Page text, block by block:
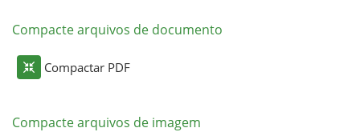
Compacte arquivos de documento
Compactar PDF
Compacte arquivos de imagem